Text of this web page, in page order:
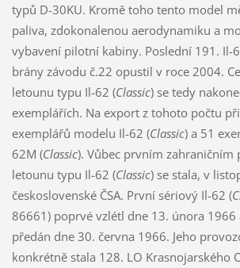
typů D-30KU. Kromě toho tento model
paliva, zdokonalenou aerodynamiku a
vybavení pilotní kabiny. Poslední 191. Il-
brány závodu č.22 opustil v roce 2004.
letounu typu Il-62 (Classic) se tedy
exemplářích. Na export z tohoto počtu
exemplářů modelu Il-62 (Classic) a 51
62M (Classic). Vůbec prvním zahraničním
letounu typu Il-62 (Classic) se stala, v
československé ČSA. První sériový Il-62 (
86661) poprvé vzlétl dne 13. února 1966
předán dne 30. června 1966. Jeho
konkrétně stala 128. LO Krasnojarského